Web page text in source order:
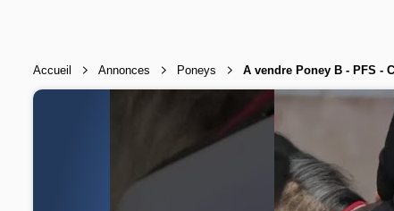
Accueil Annonces Poneys A vendre Poney B - PFS -